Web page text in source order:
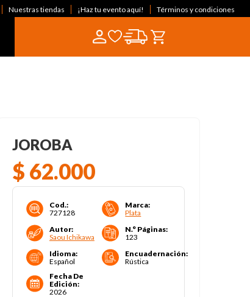
Nuestras tiendas ¡Haz tu evento aquí! Términos y condiciones
JOROBA
$ 62.000
Cod.:
727128
Marca:
Plata
Autor:
Saou Ichikawa
N.° Páginas:
123
Idioma:
Español
Encuadernación:
Rústica
Fecha De
Edición:
2026